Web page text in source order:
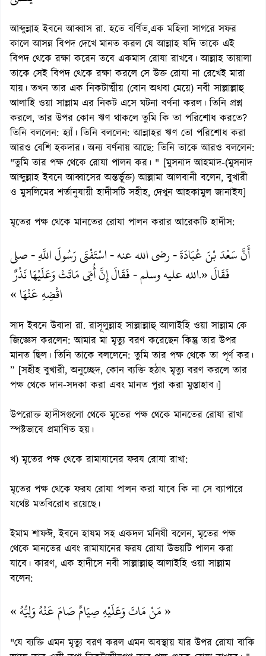
আব্দুল্লাহ ইবনে আব্বাস রা. হতে বর্ণিত,এক মহিলা সাগরে সফর
কালে আসন্ন বিপদ দেখে মানত করল যে আল্লাহ যদি তাকে এই
বিপদ থেকে রক্ষা করেন তবে একমাস রোযা রাখবে। আল্লাহ তায়ালা
তাকে সেই বিপদ থেকে রক্ষা করলে সে উক্ত রোযা না রেখেই মারা
যায়। তখন তার এক নিকটাত্মীয় (বোন অথবা মেয়ে) নবী সাল্লাল্লাহু
আলাইি ওয়া সাল্লাম এর নিকট এসে ঘটনা বর্ণনা করল। তিনি প্রশ্ন
করলে, তার উপর কোন ঋণ থাকলে তুমি কি তা পরিশোধ করতে?
তিনি বললেন: হ্যাঁ। তিনি বললেন: আল্লাহর ঋণ তো পরিশোধ করা
আরও বেশি হকদার। অন্য বর্ণনায় আছে: তিনি তাকে আরও বললেন:
"তুমি তার পক্ষ থেকে রোযা পালন কর। " [মুসনাদ আহমাদ-(মুসনাদ
আব্দুল্লাহ ইবনে আব্বাসের অন্তর্ভূক্ত) আল্লামা আলবানী বলেন, বুখারী
ও মুসলিমের শর্তানুযায়ী হাদীসটি সহীহ, দেখুন আহকামুল জানাইয]
মৃতের পক্ষ থেকে মানতের রোযা পালন করার আরেকটি হাদীস:
أَنَّ سَعْدَ بْنَ عُبَادَةَ - رضى الله عنه - اسْتَفْتَى رَسُولَ اللَّهِ - صلى
الله عليه وسلم - فَقَالَ إِنَّ أُمِّى مَاتَتْ وَعَلَيْهَا نَذْرٌ.فَقَالَ «
اقْضِهِ عَنْهَا »
সাদ ইবনে উবাদা রা. রাসূলুল্লাহ সাল্লাল্লাহু আলাইহি ওয়া সাল্লাম কে
জিজ্ঞেস করলেন: আমার মা মৃত্যু বরণ করেছেন কিন্তু তার উপর
মানত ছিল। তিনি তাকে বললেনে: তুমি তার পক্ষ থেকে তা পূর্ণ কর।
” [সহীহ বুখারী, অনুচ্ছেদ, কোন ব্যক্তি হঠাৎ মৃত্যু বরণ করলে তার
পক্ষ থেকে দান-সদকা করা এবং মানত পুরা করা মুস্তাহাব।]
উপরোক্ত হাদীসগুলো থেকে মৃতের পক্ষ থেকে মানতের রোযা রাখা
স্পষ্টভাবে প্রমাণিত হয়।
খ) মৃতের পক্ষ থেকে রামাযানের ফরয রোযা রাখা:
মৃতের পক্ষ থেকে ফরয রোযা পালন করা যাবে কি না সে ব্যাপারে
যথেষ্ট মতবিরোধ রয়েছে।
ইমাম শাফঈ, ইবনে হাযম সহ একদল মনিষী বলেন, মৃতের পক্ষ
থেকে মানতের এবং রামাযানের ফরয রোযা উভয়টি পালন করা
যাবে। কারণ, এক হাদীসে নবী সাল্লাল্লাহু আলাইহি ওয়া সাল্লাম
বলেন:
« مَنْ مَاتَ وَعَلَيْهِ صِيَامٌ صَامَ عَنْهُ وَلِيُّهُ »
"যে ব্যক্তি এমন মৃত্যু বরণ করল এমন অবস্থায় যার উপর রোযা বাকি